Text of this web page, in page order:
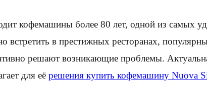
кофемашины более 80 лет, одной из самых
встретить в престижных ресторанах,
решают возникающие проблемы.
для её решения купить кофемашину Nuova